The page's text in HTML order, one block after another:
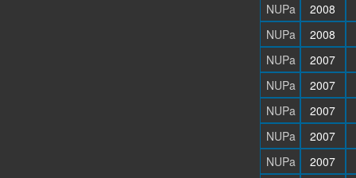
NUPa
2008
NUPa
2008
NUPa
2007
NUPa
2007
NUPa
2007
NUPa
2007
NUPa
2007